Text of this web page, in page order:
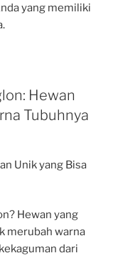
yang memiliki
Hewan
Tubuhnya
Unik yang Bisa
Hewan yang
merubah warna
dari